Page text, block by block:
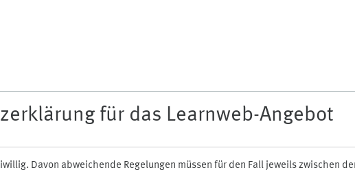
für das Learnweb-Angebot
Davon abweichende Regelungen müssen für den Fall jeweils zwischen